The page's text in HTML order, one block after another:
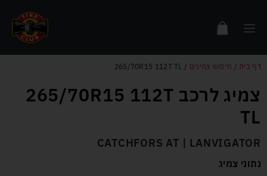
דף בית / חיפוש צמיגים /
265/70R15 112T TL
צמיג לרכב 265/70R15 112T
TL
CATCHFORS AT | LANVIGATOR
נתוני צמיג